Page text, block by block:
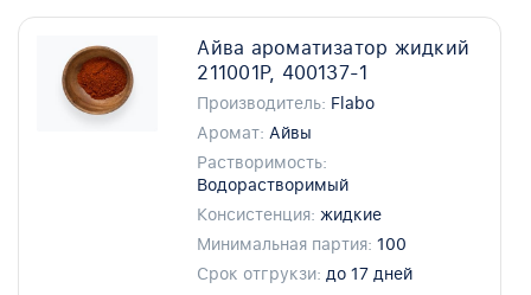
Айва ароматизатор жидкий
211001P, 400137-1
Производитель: Flabo
Аромат: Айвы
Растворимость:
Водорастворимый
Консистенция: жидкие
Минимальная партия: 100
Срок отгрукзи: до 17 дней